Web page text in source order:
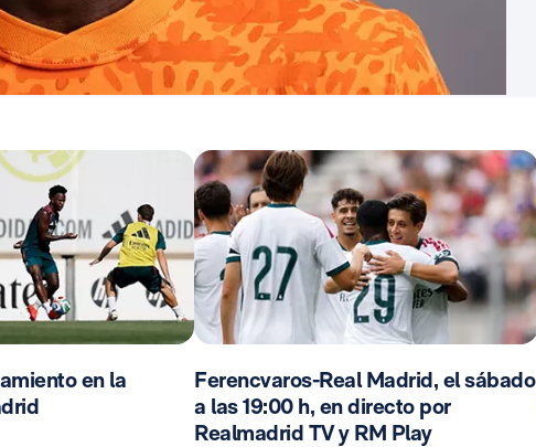
en la
Ferencvaros-Real Madrid, el sábado
a las 19:00 h, en directo por
Realmadrid TV y RM Play